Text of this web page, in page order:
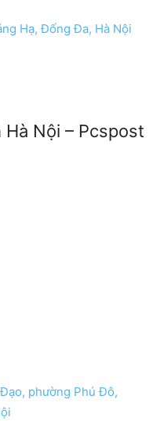
Hạ, Đống Đa, Hà Nội
Nội – Pcspost
phường Phú Đô,